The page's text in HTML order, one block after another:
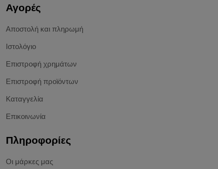
Αγορές
Αποστολή και πληρωμή
Ιστολόγιο
Επιστροφή χρημάτων
Επιστροφή προϊόντων
Καταγγελία
Επικοινωνία
Πληροφορίες
Οι μάρκες μας